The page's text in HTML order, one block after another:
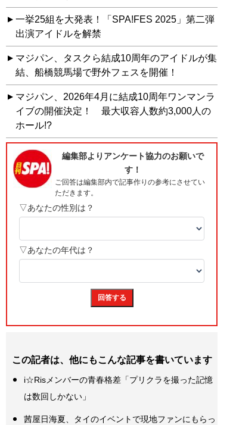
一挙25組を大発表！「SPA!FES 2025」第二弾
出演アイドルを解禁
マジパン、タスクら結成10周年のアイドルが集
結、船橋競馬場で野外フェスを開催！
マジパン、2026年4月に結成10周年ワンマンラ
イブの開催決定！ 最大収容人数約3,000人の
ホール!?
この記者は、他にもこんな記事を書いています
i☆Risメンバーの青春格差「プリクラを撮った記憶
は数回しかない」
茜屋日海夏、タイのイベントで現地ファンにもらっ